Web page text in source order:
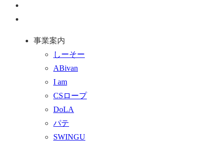
事業案内
しーそー
ABivan
I am
CSロープ
DoLA
パテ
SWINGU